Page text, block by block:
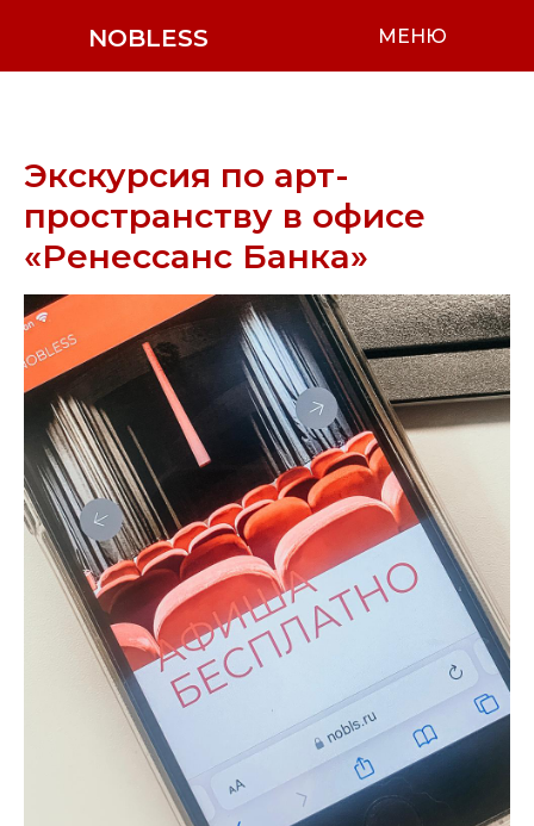
NOBLESS МЕНЮ
Экскурсия по арт-
пространству в офисе
«Ренессанс Банка»